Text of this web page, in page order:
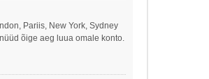
Pariis, New York, Sydney
õige aeg luua omale konto.